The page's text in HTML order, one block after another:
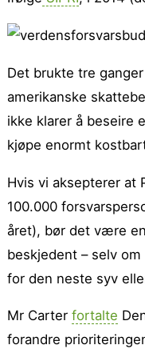
Det brukte tre
amerikanske
ikke klarer å beseire
kjøpe enormt
Hvis vi aksepterer at
100.000
året), bør det være
beskjedent – selv
for den neste syv
Mr Carter fortalte
forandre